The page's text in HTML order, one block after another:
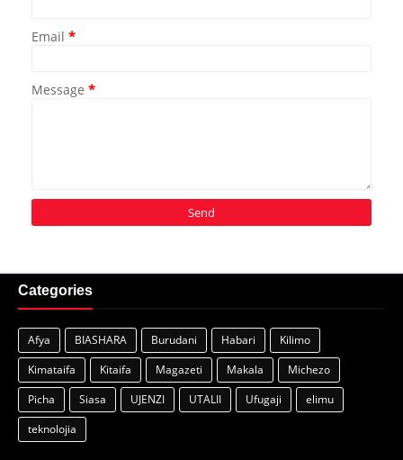
Email *
Message *
Categories
Afya BIASHARA Burudani Habari
Kilimo
Kimataifa
Kitaifa Magazeti Makala
Michezo
Picha
Siasa UJENZI UTALII Ufugaji
elimu
teknolojia